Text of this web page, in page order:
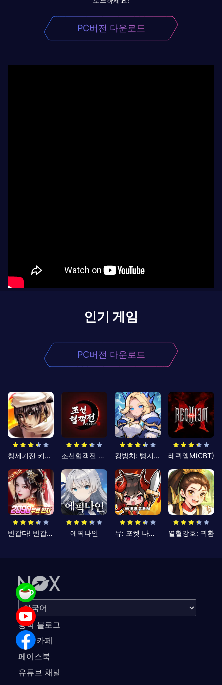
PC버전 다운로드
인기 게임
PC버전 다운로드
창세기전 키우기 조선협객전 클래식 킹방치: 빵지의 제왕 레퀴엠M(CBT)
반갑다! 반갑삼국지 에픽나인 뮤: 포켓 나이츠 열혈강호: 귀환
공식 블로그
공식 카페
페이스북
유튜브 채널